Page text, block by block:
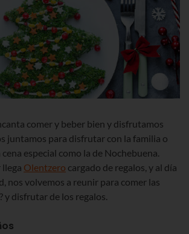
comer y beber bien y disfrutamos
juntamos para disfrutar con la familia o
especial como la de Nochebuena.
llega Olentzero cargado de regalos, y al día
nos volvemos a reunir para comer las
y disfrutar de los regalos.